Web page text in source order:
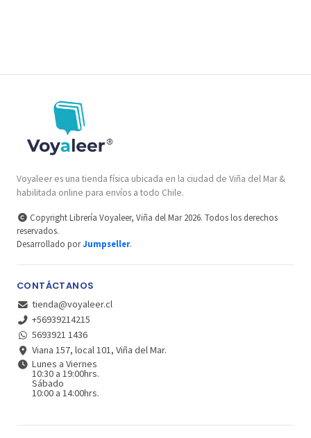
Voyaleer es una tienda física ubicada en la ciudad de Viña del Mar &
habilitada online para envíos a todo Chile.
Copyright Librería Voyaleer, Viña del Mar 2026. Todos los derechos
reservados.
Desarrollado porJumpseller.
CONTÁCTANOS
tienda@voyaleer.cl
+56939214215
5693921 1436
Viana 157, local 101, Viña del Mar.
Lunes a Viernes
10:30 a 19:00hrs.
Sábado
10:00 a 14:00hrs.